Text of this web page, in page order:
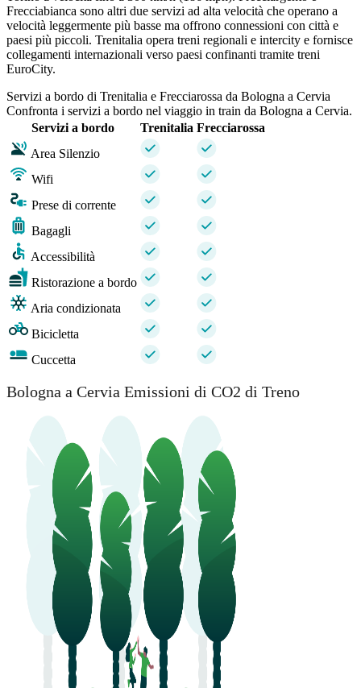
Frecciabianca sono altri due servizi ad alta velocità che operano a
velocità leggermente più basse ma offrono connessioni con città e
paesi più piccoli. Trenitalia opera treni regionali e intercity e fornisce
collegamenti internazionali verso paesi confinanti tramite treni
EuroCity.
Servizi a bordo di Trenitalia e Frecciarossa da Bologna a Cervia
Confronta i servizi a bordo nel viaggio in train da Bologna a Cervia.
Servizi a bordo
Trenitalia Frecciarossa
Area Silenzio
Wifi
Prese di corrente
Bagagli
Accessibilità
Ristorazione a bordo
Aria condizionata
Bicicletta
Cuccetta
Bologna a Cervia Emissioni di CO2 di Treno